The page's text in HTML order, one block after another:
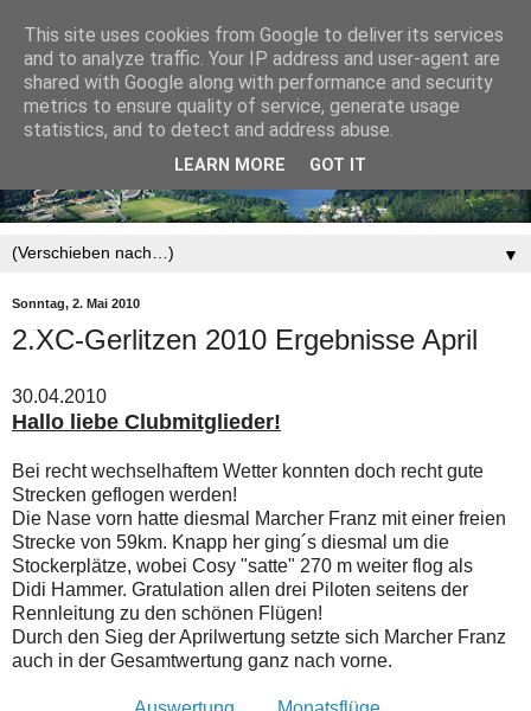
▼
Sonntag, 2. Mai 2010
2.XC-Gerlitzen 2010 Ergebnisse April
30.04.2010
Hallo liebe Clubmitglieder!
Bei recht wechselhaftem Wetter konnten doch recht gute
Strecken geflogen werden!
Die Nase vorn hatte diesmal Marcher Franz mit einer freien
Strecke von 59km. Knapp her ging´s diesmal um die
Stockerplätze, wobei Cosy "satte" 270 m weiter flog als
Didi Hammer. Gratulation allen drei Piloten seitens der
Rennleitung zu den schönen Flügen!
Durch den Sieg der Aprilwertung setzte sich Marcher Franz
auch in der Gesamtwertung ganz nach vorne.
This site uses cookies from Google to deliver its services
and to analyze traffic. Your IP address and user-agent are
shared with Google along with performance and security
metrics to ensure quality of service, generate usage
statistics, and to detect and address abuse.
LEARN MORE GOT IT